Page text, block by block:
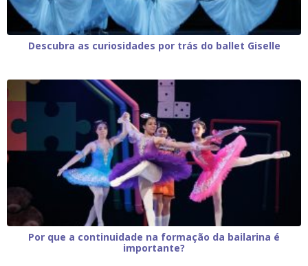
Descubra as curiosidades por trás do ballet Giselle
Por que a continuidade na formação da bailarina é
importante?